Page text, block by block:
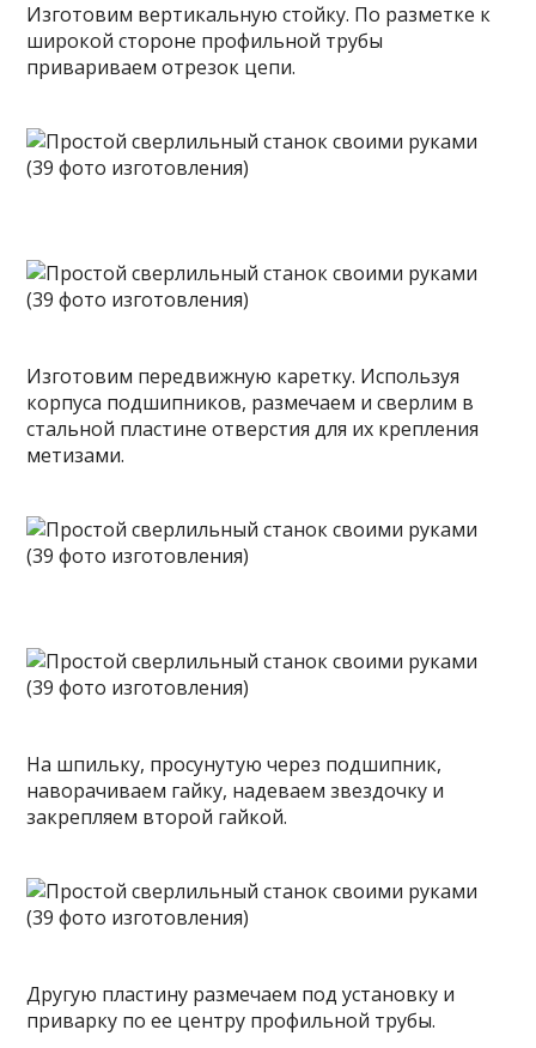
Изготовим вертикальную стойку. По разметке к
широкой стороне профильной трубы
привариваем отрезок цепи.
Изготовим передвижную каретку. Используя
корпуса подшипников, размечаем и сверлим в
стальной пластине отверстия для их крепления
метизами.
На шпильку, просунутую через подшипник,
наворачиваем гайку, надеваем звездочку и
закрепляем второй гайкой.
Другую пластину размечаем под установку и
приварку по ее центру профильной трубы.